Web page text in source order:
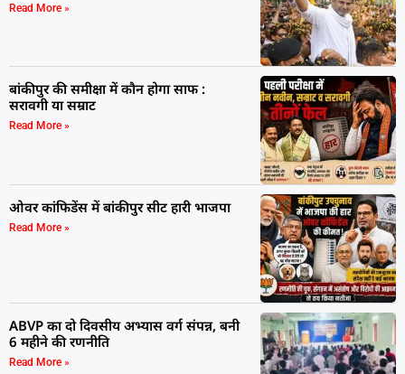
Read More »
बांकीपुर की समीक्षा में कौन होगा साफ :
सरावगी या सम्राट
Read More »
ओवर कांफिडेंस में बांकीपुर सीट हारी भाजपा
Read More »
ABVP का दो दिवसीय अभ्यास वर्ग संपन्न, बनी
6 महीने की रणनीति
Read More »